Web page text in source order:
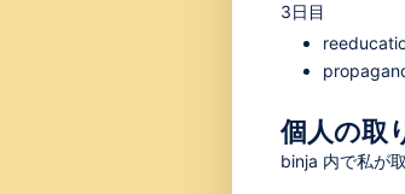
3日目
個人の取
binja 内で私が